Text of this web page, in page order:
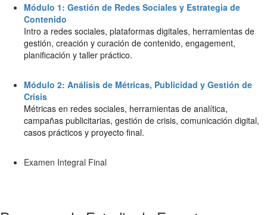
Módulo 1: Gestión de Redes Sociales y Estrategia de
Contenido
Intro a redes sociales, plataformas digitales, herramientas de
gestión, creación y curación de contenido, engagement,
planificación y taller práctico.
Módulo 2: Análisis de Métricas, Publicidad y Gestión de
Crisis
Métricas en redes sociales, herramientas de analítica,
campañas publicitarias, gestión de crisis, comunicación digital,
casos prácticos y proyecto final.
Examen Integral Final